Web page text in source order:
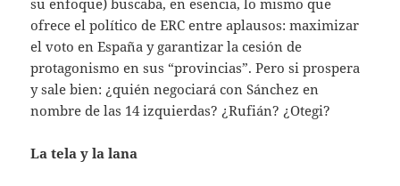
su enfoque) buscaba, en esencia, lo mismo que
ofrece el político de ERC entre aplausos: maximizar
el voto en España y garantizar la cesión de
protagonismo en sus “provincias”. Pero si prospera
y sale bien: ¿quién negociará con Sánchez en
nombre de las 14 izquierdas? ¿Rufián? ¿Otegi?
La tela y la lana